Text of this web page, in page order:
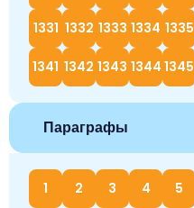
1331 1332 1333 1334 1335
1341 1342 1343 1344 1345
Параграфы
1 2 3 4 5